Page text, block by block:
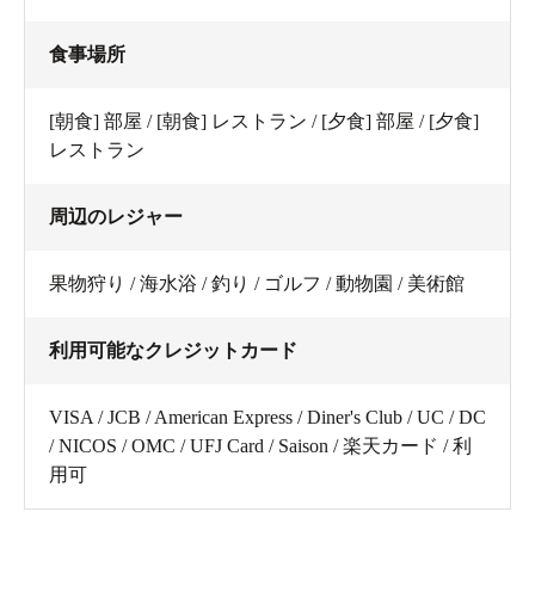
食事場所
[朝食] 部屋 / [朝食] レストラン / [夕食] 部屋 / [夕食]
レストラン
周辺のレジャー
果物狩り / 海水浴 / 釣り / ゴルフ / 動物園 / 美術館
利用可能なクレジットカード
VISA / JCB / American Express / Diner's Club / UC / DC
/ NICOS / OMC / UFJ Card / Saison / 楽天カード / 利
用可